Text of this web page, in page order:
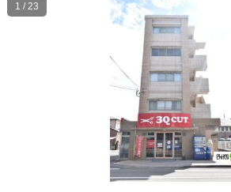
1 / 23